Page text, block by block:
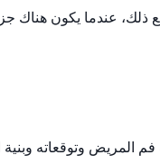
ذلك، عندما يكون هناك
فم المريض وتوقعاته وبنية